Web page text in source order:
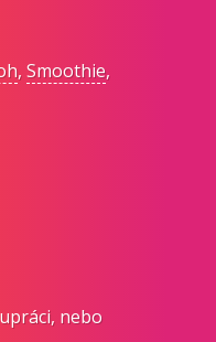
,Smoothie,
nebo